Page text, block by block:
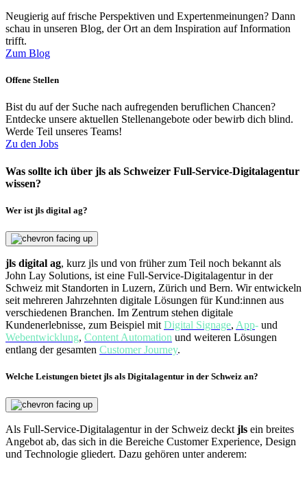
Neugierig auf frische Perspektiven und Expertenmeinungen? Dann
schau in unseren Blog, der Ort an dem Inspiration auf Information
trifft.
Zum Blog
Offene Stellen
Bist du auf der Suche nach aufregenden beruflichen Chancen?
Entdecke unsere aktuellen Stellenangebote oder bewirb dich blind.
Werde Teil unseres Teams!
Zu den Jobs
Was sollte ich über jls als Schweizer Full-Service-Digitalagentur
wissen?
Wer ist jls digital ag?
jls digital ag, kurz jls und von früher zum Teil noch bekannt als
John Lay Solutions, ist eine Full-Service-Digitalagentur in der
Schweiz mit Standorten in Luzern, Zürich und Bern. Wir entwickeln
seit mehreren Jahrzehnten digitale Lösungen für Kund:innen aus
verschiedenen Branchen. Im Zentrum stehen digitale
Kundenerlebnisse, zum Beispiel mit Digital Signage, App- und
Webentwicklung, Content Automation und weiteren Lösungen
entlang der gesamten Customer Journey.
Welche Leistungen bietet jls als Digitalagentur in der Schweiz an?
Als Full-Service-Digitalagentur in der Schweiz decktjls ein breites
Angebot ab, das sich in die Bereiche Customer Experience, Design
und Technologie gliedert. Dazu gehören unter anderem: